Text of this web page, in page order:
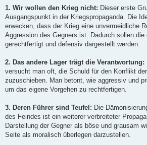
1. Wir wollen den Krieg nicht: Dieser erste
Ausgangspunkt in der Kriegspropaganda. Die
erwecken, dass der Krieg eine unvermeidliche
Aggression des Gegners ist. Dadurch sollen die
gerechtfertigt und defensiv dargestellt werden.
2. Das andere Lager trägt die Verantwortung:
versucht man oft, die Schuld für den Konflikt
zuzuschieben. Man betont, wie aggressiv und
um das eigene Vorgehen zu rechtfertigen.
3. Deren Führer sind Teufel: Die
des Feindes ist ein weiterer verbreiteter
Darstellung der Gegner als böse und grausam
Seite als moralisch überlegen darzustellen.